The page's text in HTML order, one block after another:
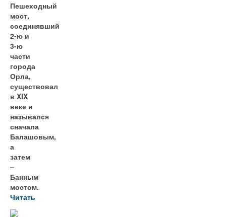
Пешеходный
мост,
соединявший
2-ю и
3-ю
части
города
Орла,
существовал
в XIX
веке и
назывался
сначала
Балашовым,
а
затем
–
Банным
мостом.
Читать